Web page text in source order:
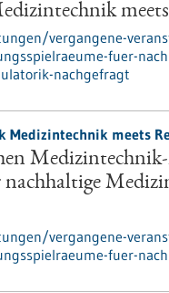
vergangene-
fuer-
nachgefragt
Medizintechnik meets
vergangene-
fuer-